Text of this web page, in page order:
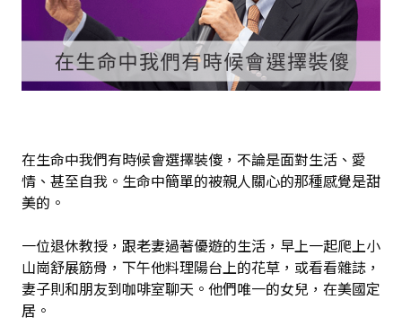
在生命中我們有時候會選擇裝傻，不論是面對生活、愛
情、甚至自我。生命中簡單的被親人關心的那種感覺是甜
美的。
一位退休教授，跟老妻過著優遊的生活，早上一起爬上小
山崗舒展筋骨，下午他料理陽台上的花草，或看看雜誌，
妻子則和朋友到咖啡室聊天。他們唯一的女兒，在美國定
居。